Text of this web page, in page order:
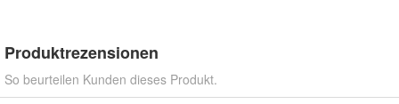
Produktrezensionen
So beurteilen Kunden dieses Produkt.